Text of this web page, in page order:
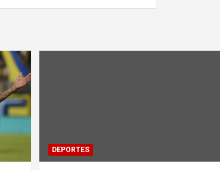
DEPORTES